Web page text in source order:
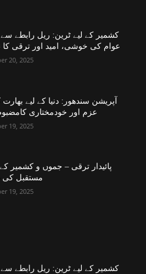
کشمیر کے لیے ٹرین: ریل رابطے
عوام کی خوشی، امید اور ترقی کا
20, 2025
آپریشن سندھور: دنیا کے لیے بھارت
عزم اور خودمختاری
19, 2025
پائیدار ترقی – جموں و کشمیر
مستقبل کی
19, 2025
کشمیر کے لیے ٹرین: ریل رابطے